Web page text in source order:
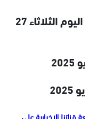
متابعة حية لآخر أخبار فلسطين اليوم الثلاثاء 27